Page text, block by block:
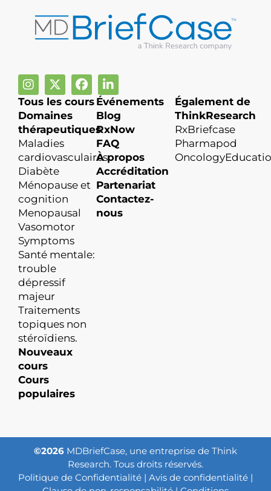
Tous les cours
Domaines
thérapeutiques
Maladies
cardiovasculaires
Diabète
Ménopause et
cognition
Menopausal
Vasomotor
Symptoms
Santé mentale:
trouble
dépressif
majeur
Traitements
topiques non
stéroïdiens.
Nouveaux
cours
Cours
populaires
Événements
Blog
RxNow
FAQ
À propos
Accréditation
Partenariat
Contactez-
nous
Également de
ThinkResearch
RxBriefcase
Pharmapod
©2026 MDBriefCase, une entreprise de Think
Research. Tous droits réservés.
Politique de Confidentialité | Avis de confidentialité |